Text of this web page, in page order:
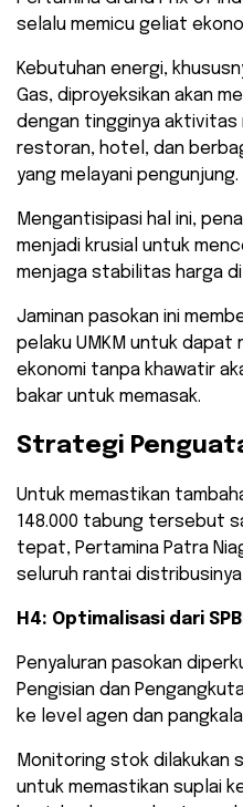
selalu memicu geliat
Kebutuhan energi,
Gas, diproyeksikan akan
dengan tingginya aktivitas
restoran, hotel, dan
yang melayani pengunjung.
Mengantisipasi hal ini,
menjadi krusial untuk
menjaga stabilitas harga
Jaminan pasokan ini
pelaku UMKM untuk dapat
ekonomi tanpa khawatir
bakar untuk memasak.
Strategi
​Untuk memastikan
148.000 tabung tersebut
tepat, Pertamina Patra
seluruh rantai distribusinya
H4: Optimalisasi dari
Penyaluran pasokan
Pengisian dan
ke level agen dan
Monitoring stok dilakukan
untuk memastikan suplai